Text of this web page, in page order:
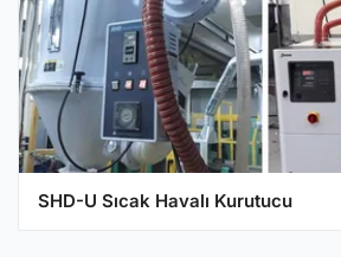
SHD-U Sıcak Havalı Kurutucu